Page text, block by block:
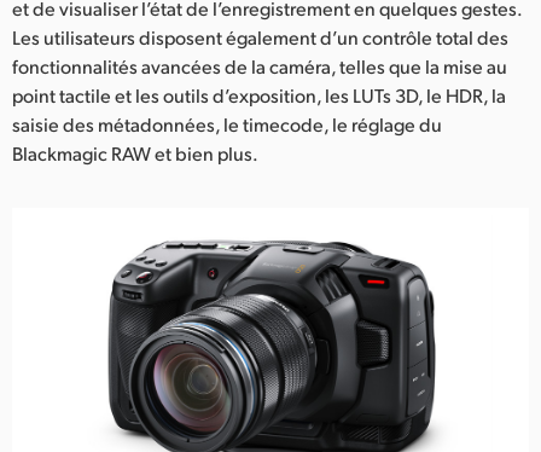
et de visualiser l’état de l’enregistrement en quelques gestes.
Les utilisateurs disposent également d’un contrôle total des
fonctionnalités avancées de la caméra, telles que la mise au
point tactile et les outils d’exposition, les LUTs 3D, le HDR, la
saisie des métadonnées, le timecode, le réglage du
Blackmagic RAW et bien plus.